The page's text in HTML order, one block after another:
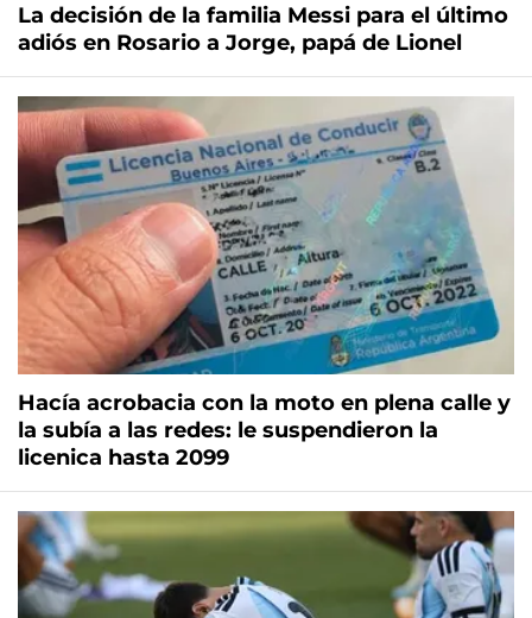
La decisión de la familia Messi para el último
adiós en Rosario a Jorge, papá de Lionel
Hacía acrobacia con la moto en plena calle y
la subía a las redes: le suspendieron la
licenica hasta 2099